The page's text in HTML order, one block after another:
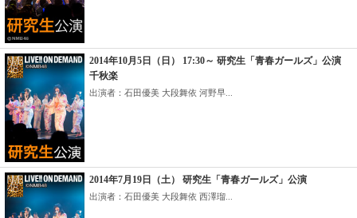
2014年10月5日（日） 17:30～ 研究生「青春ガールズ」公演
千秋楽
出演者：石田優美 大段舞依 河野早...
2014年7月19日（土） 研究生「青春ガールズ」公演
出演者：石田優美 大段舞依 西澤瑠...